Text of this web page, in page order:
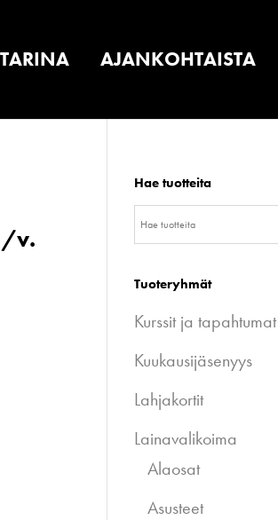
TARINA AJANKOHTAISTA
v.
Hae tuotteita
Tuoteryhmät
Kurssit ja tapahtumat
Kuukausijäsenyys
Lahjakortit
Lainavalikoima
Alaosat
Asusteet